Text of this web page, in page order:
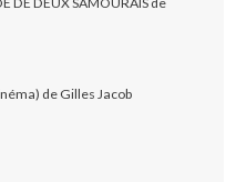
de Gilles Jacob